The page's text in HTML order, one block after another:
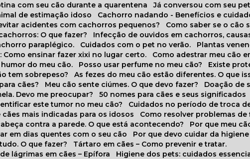
com seu cão durante a quarentena
Já conversou com seu
de estimação idoso
Cachorro nadando - Benefícios e
evitar acidentes com cachorros pequenos?
Como saber se o cão
O que fazer?
Infecção de ouvidos em cachorros,
paraplégico.
Cuidados com o pet no verão.
Plantas
Como ensinar fazer xixi no lugar certo.
Como adestrar meu cão
do meu cão.
Posso usar perfume no meu cão?
Existe
tem sobrepeso?
As fezes do meu cão estão diferentes. O que
cães?
Meu cão sente ciúmes. O que devo fazer?
Doação
Devo me preocupar?
50 nomes para cães e seus significados
este tumor no meu cão?
Cuidados no período de troca
cães mais indicadas para os idosos
Como resolver problemas
contra a parede. O que está acontecendo?
Por que meu
em dias quentes com o seu cão
Por que devo cuidar da
O que fazer?
Tártaro em cães – Como prevenir e tratar.
lágrimas em cães – Epífora
Higiene dos pets: cuidados